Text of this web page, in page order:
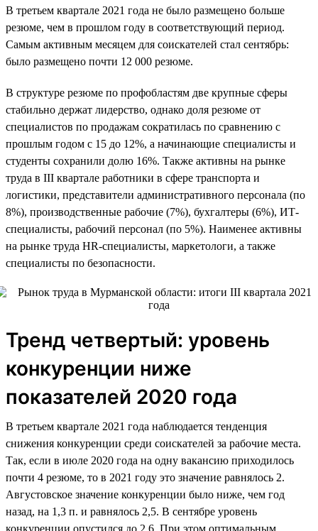
В третьем квартале 2021 года не было размещено больше
резюме, чем в прошлом году в соответствующий период.
Самым активным месяцем для соискателей стал сентябрь:
было размещено почти 12 000 резюме.
В структуре резюме по профобластям две крупные сферы
стабильно держат лидерство, однако доля резюме от
специалистов по продажам сократилась по сравнению с
прошлым годом с 15 до 12%, а начинающие специалисты и
студенты сохранили долю 16%. Также активны на рынке
труда в III квартале работники в сфере транспорта и
логистики, представители административного персонала (по
8%), производственные рабочие (7%), бухгалтеры (6%), ИТ-
специалисты, рабочий персонал (по 5%). Наименее активны
на рынке труда HR-специалисты, маркетологи, а также
специалисты по безопасности.
Тренд четвертый: уровень
конкуренции ниже
показателей 2020 года
В третьем квартале 2021 года наблюдается тенденция
снижения конкуренции среди соискателей за рабочие места.
Так, если в июле 2020 года на одну вакансию приходилось
почти 4 резюме, то в 2021 году это значение равнялось 2.
Августовское значение конкуренции было ниже, чем год
назад, на 1,3 п. и равнялось 2,5. В сентябре уровень
конкуренции опустился до 2,6. При этом оптимальным